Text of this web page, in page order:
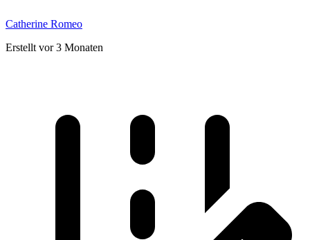
Catherine Romeo
Erstellt vor 3 Monaten